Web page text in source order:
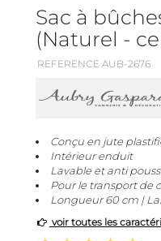
Sac à
(Naturel -
REFERENCE AUB-2676
Conçu en jute
Intérieur enduit
Lavable et anti
Pour le transport de
Longueur 60 cm |
voir toutes les